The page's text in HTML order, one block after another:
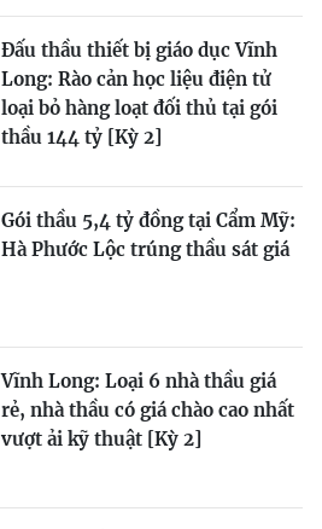
Đấu thầu thiết bị giáo dục Vĩnh
Long: Rào cản học liệu điện tử
loại bỏ hàng loạt đối thủ tại gói
thầu 144 tỷ [Kỳ 2]
Gói thầu 5,4 tỷ đồng tại Cẩm Mỹ:
Hà Phước Lộc trúng thầu sát giá
Vĩnh Long: Loại 6 nhà thầu giá
rẻ, nhà thầu có giá chào cao nhất
vượt ải kỹ thuật [Kỳ 2]